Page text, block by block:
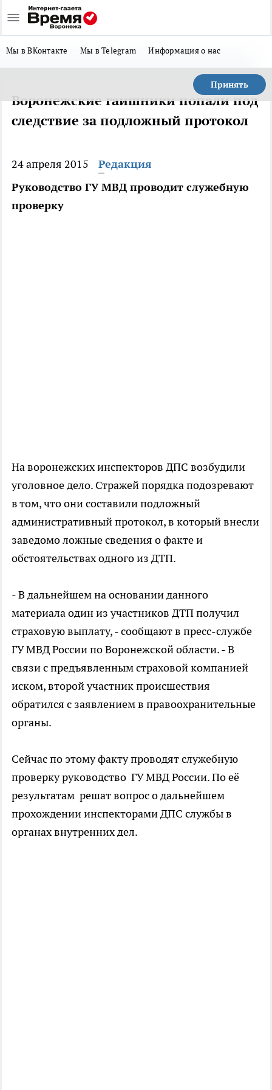
Мы в ВКонтакте Мы в Telegram Информация о нас
Принять
Воронежские гаишники попали под
следствие за подложный протокол
24 апреля 2015
Редакция
Руководство ГУ МВД проводит служебную
проверку
На воронежских инспекторов ДПС возбудили
уголовное дело. Стражей порядка подозревают
в том, что они составили подложный
административный протокол, в который внесли
заведомо ложные сведения о факте и
обстоятельствах одного из ДТП.
- В дальнейшем на основании данного
материала один из участников ДТП получил
страховую выплату, - сообщают в пресс-службе
ГУ МВД России по Воронежской области. - В
связи с предъявленным страховой компанией
иском, второй участник происшествия
обратился с заявлением в правоохранительные
органы.
Сейчас по этому факту проводят служебную
проверку руководство ГУ МВД России. По её
результатам решат вопрос о дальнейшем
прохождении инспекторами ДПС службы в
органах внутренних дел.